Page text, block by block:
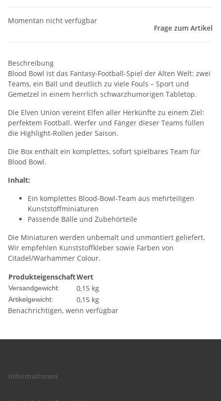
Momentan nicht verfügbar
Frage zum Artikel
Beschreibung
Blood Bowl ist das Fantasy-Football-Spiel der Alten Welt: zwei
Teams, ein Ball und deutlich zu viele Fouls – Sport und
Gemetzel in einem herrlich schwarzhumorigen Tabletop.
Die Elven Union vereint Elfen aller Herkünfte zu einem Ziel:
perfektem Football. Werfer und Fänger dieser Teams füllen
die Highlight-Rollen jeder Saison.
Die Box enthält ein komplettes, sofort spielbares Team für
Blood Bowl.
Inhalt:
Ein komplettes Blood-Bowl-Team aus mehrteiligen
Kunststoffminiaturen
Passende Bälle und Zubehörteile
Die Miniaturen werden unbemalt und unmontiert geliefert.
Wir empfehlen Kunststoffkleber sowie Farben von
Citadel/Warhammer Colour.
ProdukteigenschaftWert
Versandgewicht: 0,15 kg
Artikelgewicht: 0,15 kg
Benachrichtigen, wenn verfügbar
Informationen